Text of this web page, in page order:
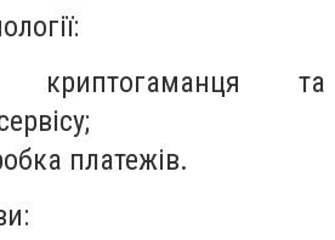
криптогаманця та
платежів.